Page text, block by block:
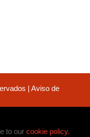
| Aviso de
to our cookie policy.